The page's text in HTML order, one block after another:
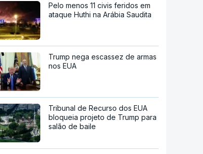
Pelo menos 11 civis feridos em
ataque Huthi na Arábia Saudita
Trump nega escassez de armas
nos EUA
Tribunal de Recurso dos EUA
bloqueia projeto de Trump para
salão de baile